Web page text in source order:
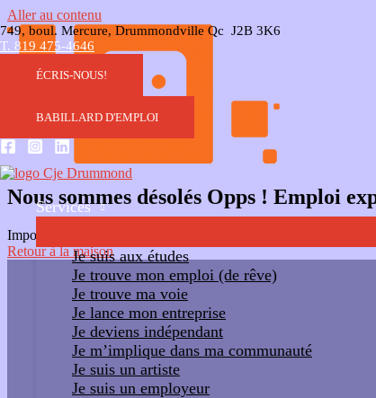
Aller au contenu
749, boul. Mercure, Drummondville Qc J2B 3K6
T. 819 475-4646
ÉCRIS-NOUS!
BABILLARD D'EMPLOI
Services
Je suis aux études
Je trouve mon emploi (de rêve)
Je trouve ma voie
Je lance mon entreprise
Je deviens indépendant
Je m’implique dans ma communauté
Je suis un artiste
Je suis un employeur
Nous sommes désolés Opps ! Emploi
Impossible d'accéder au lien. Le travail a expiré. Veuillez
Retour à la maison